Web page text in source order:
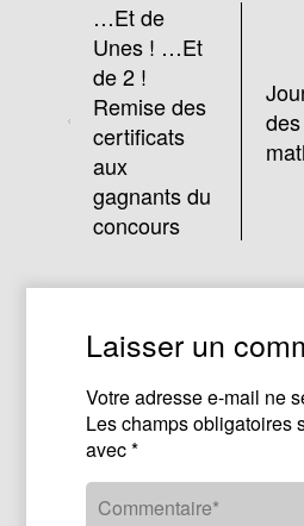
…Et de
Unes ! …Et
de 2 !
Remise des
certificats
aux
gagnants du
concours
des
Laisser un
Votre adresse e-mail ne
Les champs obligatoires
avec*